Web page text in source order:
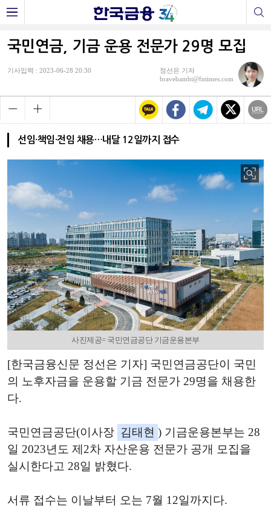
국민연금, 기금 운용 전문가 29명 모집
기사입력 : 2023-06-28 20:30
정선은 기자
bravebambi@fntimes.com
선임·책임·전임 채용…내달 12일까지 접수
사진제공= 국민연금공단 기금운용본부
[한국금융신문 정선은 기자] 국민연금공단이 국민
의 노후자금을 운용할 기금 전문가 29명을 채용한
다.
국민연금공단(이사장 김태현 ) 기금운용본부는 28
일 2023년도 제2차 자산운용 전문가 공개 모집을
실시한다고 28일 밝혔다.
서류 접수는 이날부터 오는 7월 12일까지다.